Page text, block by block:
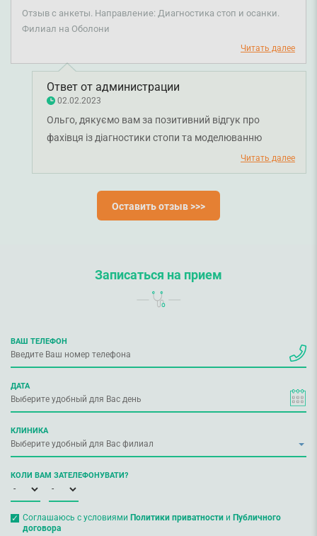
внимательно и так доступно не объясняли! Спасибо, это
повышает качество ногтевой пластины!
Отзыв с анкеты. Направление: Диагностика стоп и осанки.
Филиал на Оболони
Читать далее
Ответ от администрации
02.02.2023
Ольго, дякуємо вам за позитивний відгук про
фахівця із діагностики стопи та моделюванню
устілок Скобєлєву Ганну Вячеславівну. Бажаємо
вам міцного здоров'я та всього найкращого!
Читать далее
Оставить отзыв >>>
Записаться на прием
ВАШ ТЕЛЕФОН
ДАТА
КЛИНИКА
КОЛИ ВАМ ЗАТЕЛЕФОНУВАТИ?
Соглашаюсь с условиями Политики приватностии Публичного
договора